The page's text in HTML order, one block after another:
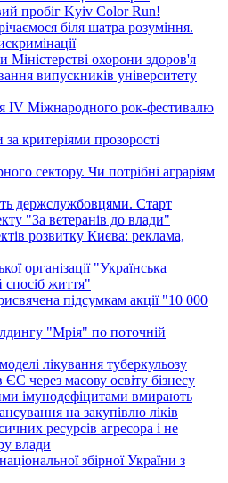
пробіг Kyiv Color Run!
біля шатра розуміння.
Міністерстві охорони здоров'я
випускників університету
IV Міжнародного рок-фестивалю
критеріями прозорості
сектору. Чи потрібні аграріям
держслужбовцями. Старт
"За ветеранів до влади"
розвитку Києва: реклама,
організації "Українська
життя"
підсумкам акції "10 000
"Мрія" по поточній
лікування туберкульозу
через масову освіту бізнесу
імунодефіцитами вмирають
на закупівлю ліків
ресурсів агресора і не
влади
збірної України з